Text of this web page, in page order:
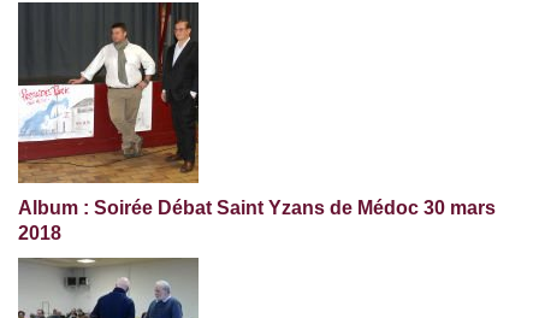
Album : Soirée Débat Saint Yzans de Médoc 30 mars
2018